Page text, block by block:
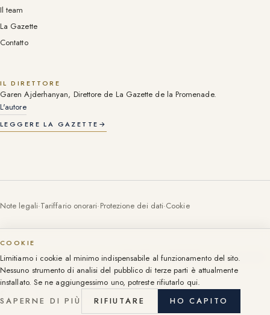
Il team
La Gazette
Contatto
IL DIRETTORE
Garen Ajderhanyan, Direttore de La Gazette de la Promenade.
L'autore
LEGGERE LA GAZETTE →
Note legali·Tariffario onorari·Protezione dei dati·Cookie
Tessera professionale (carte T) n. CPI06052016000003055, CCI Nizza-Côte
d'Azur. Tessere per società: note legali.
107 Promenade des Anglais, Nizza, dal 1999.
Groupe 107 Promenade. Tutti i diritti riservati.
COOKIE
Limitiamo i cookie al minimo indispensabile al funzionamento del sito.
Nessuno strumento di analisi del pubblico di terze parti è attualmente
installato. Se ne aggiungessimo uno, potreste rifiutarlo qui.
SAPERNE DI PIÙ
RIFIUTARE HO CAPITO